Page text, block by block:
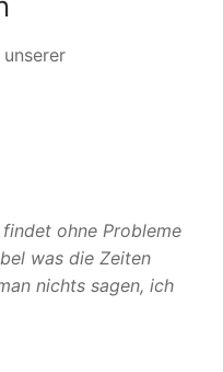
findet ohne Probleme
was die Zeiten
nichts sagen, ich